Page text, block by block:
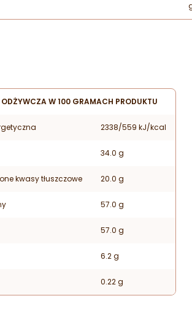
W 100 GRAMACH PRODUKTU
2338/559 kJ/kcal
34.0 g
kwasy tłuszczowe 20.0 g
57.0 g
57.0 g
6.2 g
0.22 g